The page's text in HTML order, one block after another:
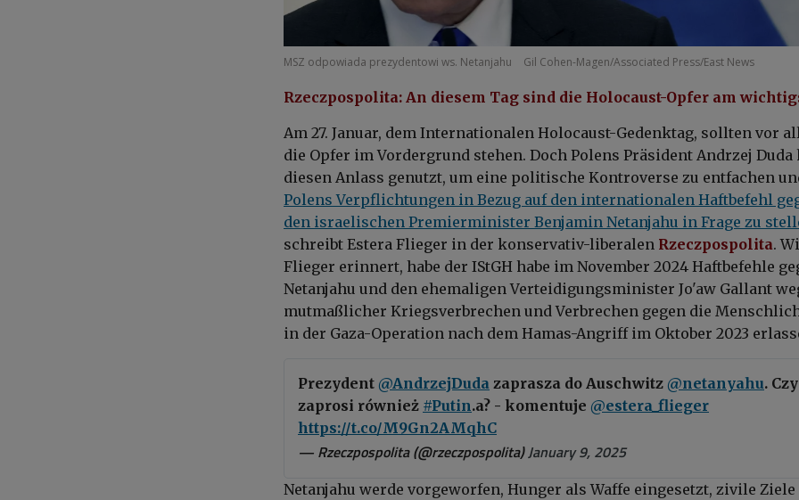
MSZ odpowiada prezydentowi ws. Netanjahu Gil Cohen-Magen/Associated Press/East News
Rzeczpospolita: An diesem Tag sind die Holocaust-Opfer am
Am 27. Januar, dem Internationalen Holocaust-Gedenktag, sollten vor
die Opfer im Vordergrund stehen. Doch Polens Präsident Andrzej Duda
diesen Anlass genutzt, um eine politische Kontroverse zu entfachen
Polens Verpflichtungen in Bezug auf den internationalen Haftbefehl
den israelischen Premierminister Benjamin Netanjahu in Frage zu
schreibt Estera Flieger in der konservativ-liberalen Rzeczpospolita.
Flieger erinnert, habe der IStGH habe im November 2024 Haftbefehle
Netanjahu und den ehemaligen Verteidigungsminister Jo'aw Gallant
mutmaßlicher Kriegsverbrechen und Verbrechen gegen die
in der Gaza-Operation nach dem Hamas-Angriff im Oktober 2023
Prezydent @AndrzejDuda zaprasza do Auschwitz @netanyahu. Czy
zaprosi również #Putin.a? - komentuje @estera_flieger
https://t.co/M9Gn2AMqhC
— Rzeczpospolita (@rzeczpospolita)January 9, 2025
Netanjahu werde vorgeworfen, Hunger als Waffe eingesetzt, zivile Ziele